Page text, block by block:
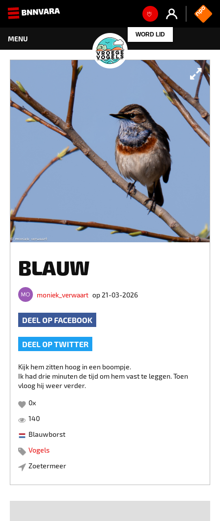
WORD LID
BLAUW
moniek_verwaart op 21-03-2026
DEEL OP FACEBOOK
DEEL OP TWITTER
Kijk hem zitten hoog in een boompje.
Ik had drie minuten de tijd om hem vast te leggen. Toen
vloog hij weer verder.
0x
140
Blauwborst
Vogels
Zoetermeer